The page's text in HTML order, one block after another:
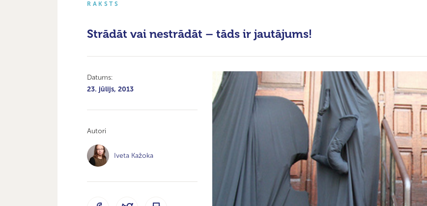
RAKSTS
Strādāt vai nestrādāt – tāds ir jautājums!
Datums:
23. jūlijs, 2013
Autori
Iveta Kažoka